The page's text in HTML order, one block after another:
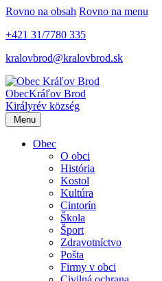
Rovno na obsah Rovno na menu
+421 31/7780 335
kralovbrod@kralovbrod.sk
ObecKráľov Brod
Királyrév község
Menu
Obec
O obci
História
Kostol
Kultúra
Cintorín
Škola
Šport
Zdravotníctvo
Pošta
Firmy v obci